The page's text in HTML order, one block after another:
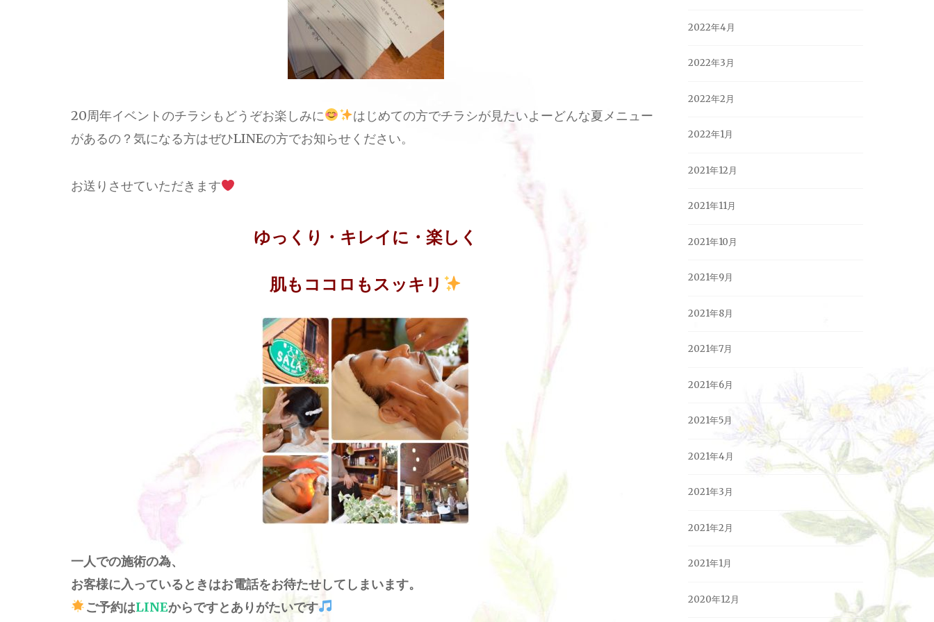
20周年イベントのチラシもどうぞお楽しみに
はじめての方でチラシが見たいよーどんな夏メニュー
があるの？気になる方はぜひLINEの方でお知らせください。
お送りさせていただきます
ゆっくり・キレイに・楽しく
肌もココロもスッキリ
一人での施術の為、
お客様に入っているときはお電話をお待たせしてしまいます。
ご予約はLINEからですとありがたいです
2022年4月
2022年3月
2022年2月
2022年1月
2021年12月
2021年11月
2021年10月
2021年9月
2021年8月
2021年7月
2021年6月
2021年5月
2021年4月
2021年3月
2021年2月
2021年1月
2020年12月